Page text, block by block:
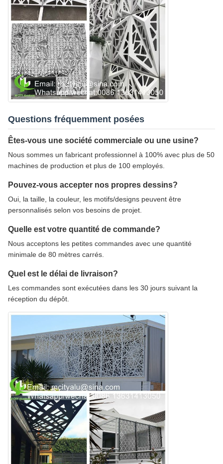
Questions fréquemment posées
Êtes-vous une société commerciale ou une usine?
Nous sommes un fabricant professionnel à 100% avec plus de 50
machines de production et plus de 100 employés.
Pouvez-vous accepter nos propres dessins?
Oui, la taille, la couleur, les motifs/designs peuvent être
personnalisés selon vos besoins de projet.
Quelle est votre quantité de commande?
Nous acceptons les petites commandes avec une quantité
minimale de 80 mètres carrés.
Quel est le délai de livraison?
Les commandes sont exécutées dans les 30 jours suivant la
réception du dépôt.